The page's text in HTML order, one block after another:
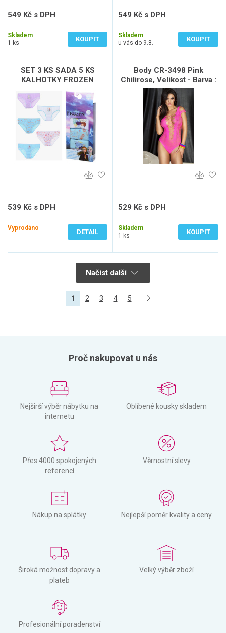
549 Kč s DPH
Skladem
1 ks
KOUPIT
549 Kč s DPH
Skladem
u vás do 9.8.
KOUPIT
SET 3 KS SADA 5 KS
KALHOTKY FROZEN
539 Kč s DPH
Vyprodáno
DETAIL
Body CR-3498 Pink
Chilirose, Velikost - Barva :
S/M - růžová
529 Kč s DPH
Skladem
1 ks
KOUPIT
Načíst další
1 2 3 4 5
Proč nakupovat u nás
Nejširší výběr nábytku na
internetu
Oblíbené kousky skladem
Přes 4000 spokojených
referencí
Věrnostní slevy
Nákup na splátky Nejlepší poměr kvality a ceny
Široká možnost dopravy a
plateb
Velký výběr zboží
Profesionální poradenství